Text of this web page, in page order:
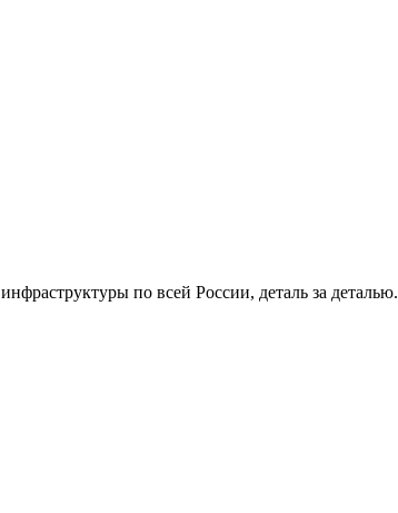
по всей России, деталь за деталью.